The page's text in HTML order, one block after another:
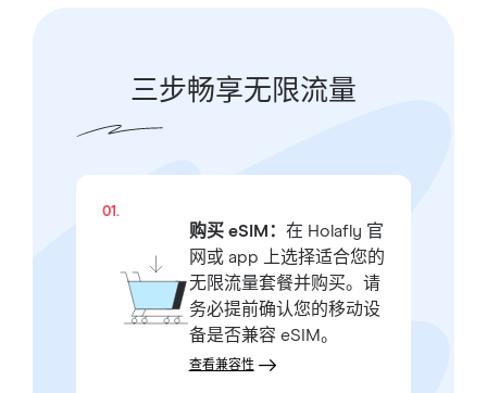
三步畅享无限流量
01.
购买 eSIM： 在 Holafly 官
网或 app 上选择适合您的
无限流量套餐并购买。请
务必提前确认您的移动设
备是否兼容 eSIM。
查看兼容性